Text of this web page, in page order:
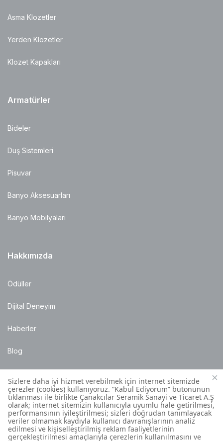
Asma Klozetler
Yerden Klozetler
Klozet Kapakları
Armatürler
Bideler
Duş Sistemleri
Pisuvar
Banyo Aksesuarları
Banyo Mobilyaları
Hakkımızda
Ödüller
Dijital Deneyim
Haberler
Blog
Satış Noktaları
Montaj Bilgileri